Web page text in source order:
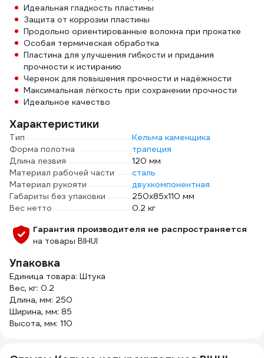
Идеальная гладкость пластины
Защита от коррозии пластины
Продольно ориентированные волокна при прокатке
Особая термическая обработка
Пластина для улучшения гибкости и придания
прочности к истиранию
Черенок для повышения прочности и надёжности
Максимальная лёгкость при сохранении прочности
Идеальное качество
Характеристики
Тип
Кельма каменщика
Форма полотна
трапеция
Длина лезвия
120 мм
Материал рабочей части
сталь
Материал рукояти
двухкомпонентная
Габариты без упаковки
250х85х110 мм
Вес нетто
0.2 кг
Гарантия производителя не распространяется
на товары BIHUI
Упаковка
Единица товара: Штука
Вес, кг: 0.2
Длина, мм: 250
Ширина, мм: 85
Высота, мм: 110